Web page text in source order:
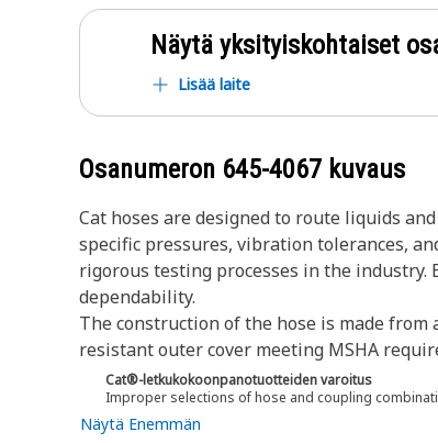
Näytä yksityiskohtaiset
Lisää laite
Osanumeron 645-4067 kuvaus
Cat hoses are designed to route liquids
specific pressures, vibration tolerances,
rigorous testing processes in the industry.
dependability.
The construction of the hose is made
resistant outer cover meeting MSHA
Cat®-letkukokoonpanotuotteiden varoitus
Improper selections of hose and coupling
Näytä Enemmän